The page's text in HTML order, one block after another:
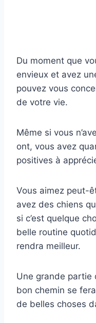
Du moment que
envieux et avez
pouvez vous
de votre vie.
Même si vous
ont, vous avez
positives à
Vous aimez peut-
avez des chiens
si c’est quelque
belle routine
rendra meilleur.
Une grande partie
bon chemin se
de belles choses